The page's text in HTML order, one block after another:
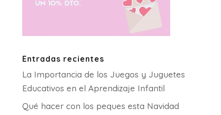
Entradas recientes
La Importancia de los Juegos y Juguetes
Educativos en el Aprendizaje Infantil
Qué hacer con los peques esta Navidad